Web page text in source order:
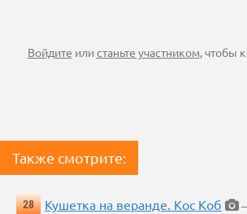
Войдите илистаньте участником, чтобы
Также смотрите:
28 Кушетка на веранде. Кос Коб